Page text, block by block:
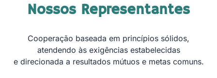
Nossos Representantes
Cooperação baseada em princípios sólidos,
atendendo às exigências estabelecidas
e direcionada a resultados mútuos e metas comuns.